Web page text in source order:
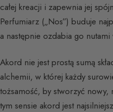
całej kreacji i zapewnia jej
Perfumiarz („Nos”) buduje
a następnie ozdabia go
Akord nie jest prostą sumą
alchemii, w której każdy
tożsamość, by stworzyć
tym sensie akord jest